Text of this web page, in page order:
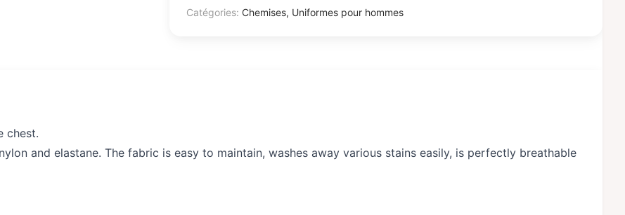
Catégories: Chemises, Uniformes pour hommes
chest.
and elastane. The fabric is easy to maintain, washes away various stains easily, is perfectly breathable